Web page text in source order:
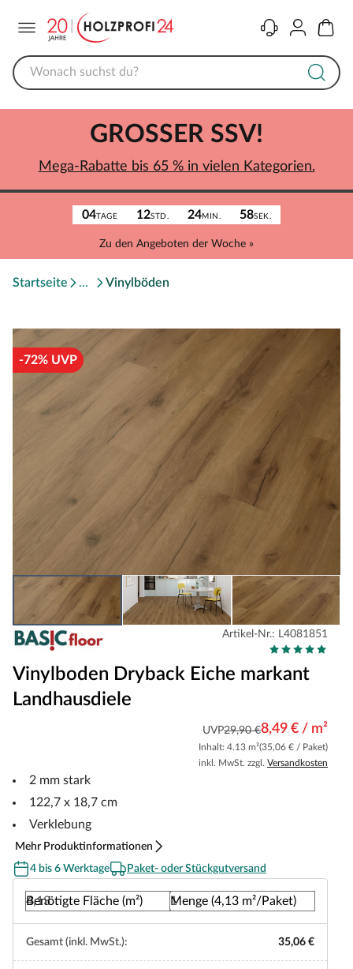
KontaktKonto
04TAGE 12STD. 24MIN. 58SEK.
Zu den Angeboten der Woche »
GROSSER SSV!
Mega-Rabatte bis 65 % in vielen Kategorien.
Startseite Vinylböden
-72% UVP
Artikel-Nr.: L4081851
Vinylboden Dryback Eiche markant
Landhausdiele
UVP29,90 €8,49 € / m²
Inhalt: 4.13 m²(35,06 € / Paket)
inkl. MwSt. zzgl. Versandkosten
2 mm stark
122,7 x 18,7 cm
Verklebung
Mehr Produktinformationen
4 bis 6 Werktage
Paket- oder Stückgutversand
Benötigte Fläche (m²) Menge (4,13 m²/Paket)
Gesamt (inkl. MwSt.): 35,06 €